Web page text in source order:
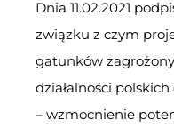
Dnia 11.02.2021
związku z czym
gatunków
działalności
– wzmocnienie